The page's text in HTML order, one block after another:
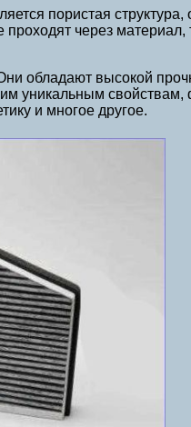
пористая
проходят через
обладают высокой
уникальным
и многое другое.